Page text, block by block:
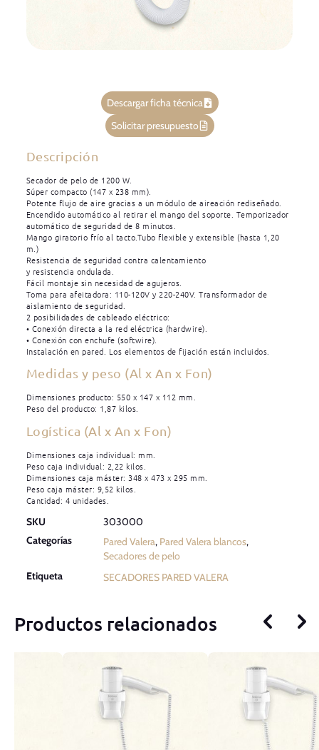
Descargar ficha técnica
Solicitar presupuesto
Descripción
Secador de pelo de 1200 W.
Súper compacto (147 x 238 mm).
Potente flujo de aire gracias a un módulo de aireación rediseñado.
Encendido automático al retirar el mango del soporte. Temporizador
automático de seguridad de 8 minutos.
Mango giratorio frío al tacto.Tubo flexible y extensible (hasta 1,20
m.)
Resistencia de seguridad contra calentamiento
y resistencia ondulada.
Fácil montaje sin necesidad de agujeros.
Toma para afeitadora: 110-120V y 220-240V. Transformador de
aislamiento de seguridad.
2 posibilidades de cableado eléctrico:
• Conexión directa a la red eléctrica (hardwire).
• Conexión con enchufe (softwire).
Instalación en pared. Los elementos de fijación están incluidos.
Medidas y peso (Al x An x Fon)
Dimensiones producto: 550 x 147 x 112 mm.
Peso del producto: 1,87 kilos.
Logística (Al x An x Fon)
Dimensiones caja individual: mm.
Peso caja individual: 2,22 kilos.
Dimensiones caja máster: 348 x 473 x 295 mm.
Peso caja máster: 9,52 kilos.
Cantidad: 4 unidades.
SKU
303000
Categorías
Pared Valera, Pared Valera blancos,
Secadores de pelo
Etiqueta
SECADORES PARED VALERA
Productos relacionados